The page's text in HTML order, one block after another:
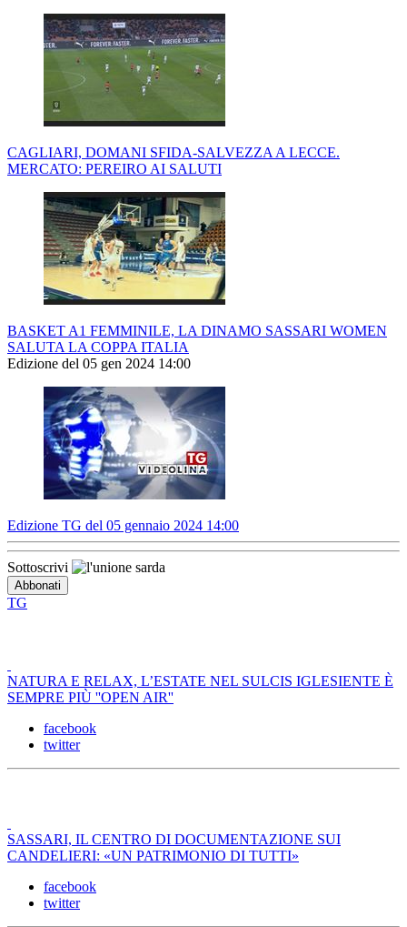
CAGLIARI, DOMANI SFIDA-SALVEZZA A LECCE.
MERCATO: PEREIRO AI SALUTI
BASKET A1 FEMMINILE, LA DINAMO SASSARI WOMEN
SALUTA LA COPPA ITALIA
Edizione del 05 gen 2024 14:00
Edizione TG del 05 gennaio 2024 14:00
Sottoscrivi
TG
NATURA E RELAX, L’ESTATE NEL SULCIS IGLESIENTE È
SEMPRE PIÙ ''OPEN AIR''
facebook
twitter
SASSARI, IL CENTRO DI DOCUMENTAZIONE SUI
CANDELIERI: «UN PATRIMONIO DI TUTTI»
facebook
twitter